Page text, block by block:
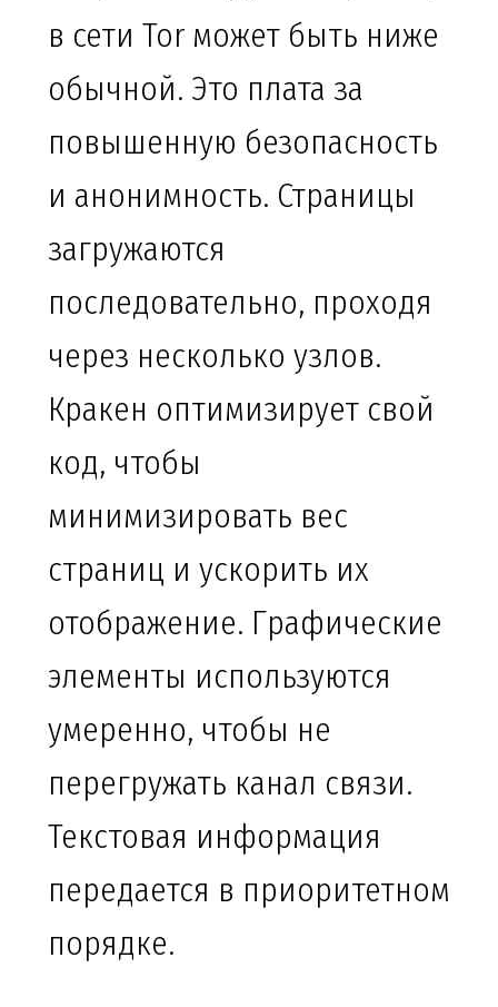
в сети Tor может быть ниже
обычной. Это плата за
повышенную безопасность
и анонимность. Страницы
загружаются
последовательно, проходя
через несколько узлов.
Кракен оптимизирует свой
код, чтобы
минимизировать вес
страниц и ускорить их
отображение. Графические
элементы используются
умеренно, чтобы не
перегружать канал связи.
Текстовая информация
передается в приоритетном
порядке.